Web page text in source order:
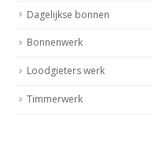
Dagelijkse bonnen
Bonnenwerk
Loodgieters werk
Timmerwerk